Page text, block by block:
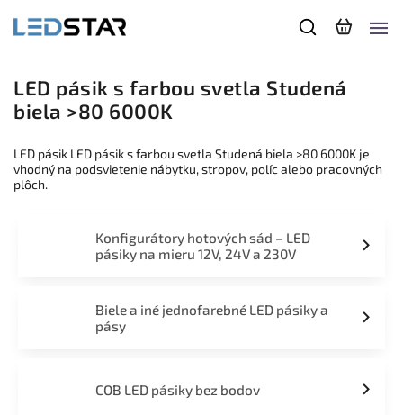
LED pásik s farbou svetla Studená
biela >80 6000K
LED pásik LED pásik s farbou svetla Studená biela >80 6000K je
vhodný na podsvietenie nábytku, stropov, políc alebo pracovných
plôch.
Konfigurátory hotových sád – LED
pásiky na mieru 12V, 24V a 230V
Biele a iné jednofarebné LED pásiky a
pásy
COB LED pásiky bez bodov